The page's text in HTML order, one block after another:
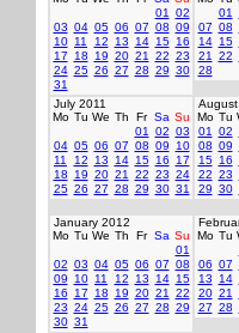
01
02
03 04 05 06 07 08 09
10 11 12 13 14 15 16
17
18 19 20 21 22 23
24 25 26 27 28 29 30
31
01
07 08
14 15
21
22
28
July 2011
Mo Tu We Th Fr Sa Su
01
02 03
04 05 06 07 08 09
10
11
12 13 14 15 16
17
18
19 20 21 22 23 24
25 26 27 28 29 30 31
August
Mo Tu
01
02
08 09
15 16
22 23
29 30
January 2012
Mo Tu We Th Fr Sa Su
01
02 03 04 05 06 07 08
09
10 11 12 13 14 15
16
17 18 19 20 21
22
23 24 25 26 27 28 29
30 31
Mo Tu
06 07
13
14
20 21
27 28